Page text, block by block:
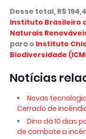
Desse total, R$
Instituto Brasileiro
Naturais
para o Instituto
Biodiversidade
Notícias
Novas
Cerrado de
Dino dá 10 dias
de combate a